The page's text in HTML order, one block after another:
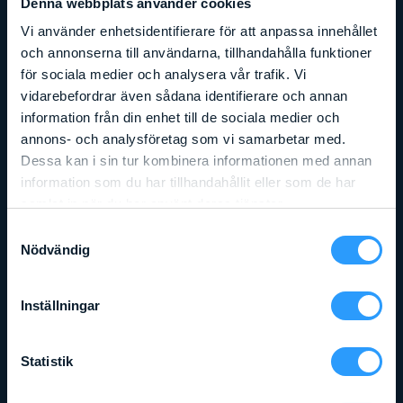
Vi använder enhetsidentifierare för att anpassa innehållet
och annonserna till användarna, tillhandahålla funktioner
för sociala medier och analysera vår trafik. Vi
vidarebefordrar även sådana identifierare och annan
information från din enhet till de sociala medier och
annons- och analysföretag som vi samarbetar med.
Dessa kan i sin tur kombinera informationen med annan
information som du har tillhandahållit eller som de har
Nödvändig
Inställningar
Statistik
GENIE 1530 (GS1530)
Läs mer